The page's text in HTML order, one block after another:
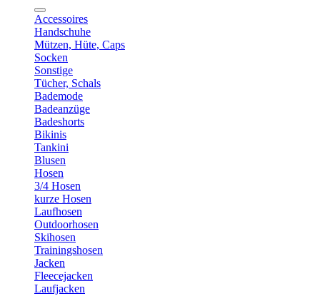
Accessoires
Handschuhe
Mützen, Hüte, Caps
Socken
Sonstige
Tücher, Schals
Bademode
Badeanzüge
Badeshorts
Bikinis
Tankini
Blusen
Hosen
3/4 Hosen
kurze Hosen
Laufhosen
Outdoorhosen
Skihosen
Trainingshosen
Jacken
Fleecejacken
Laufjacken